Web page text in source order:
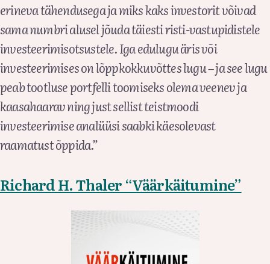
erineva tähendusega ja miks kaks investorit võivad
sama numbri alusel jõuda täiesti risti-vastupidistele
investeerimisotsustele. Iga edulugu äris või
investeerimises on lõppkokkuvõttes lugu – ja see lugu
peab tootluse portfelli toomiseks olema veenev ja
kaasahaarav ning just sellist teistmoodi
investeerimise analüüsi saabki käesolevast
raamatust õppida.”
Richard H. Thaler “Väärkäitumine”